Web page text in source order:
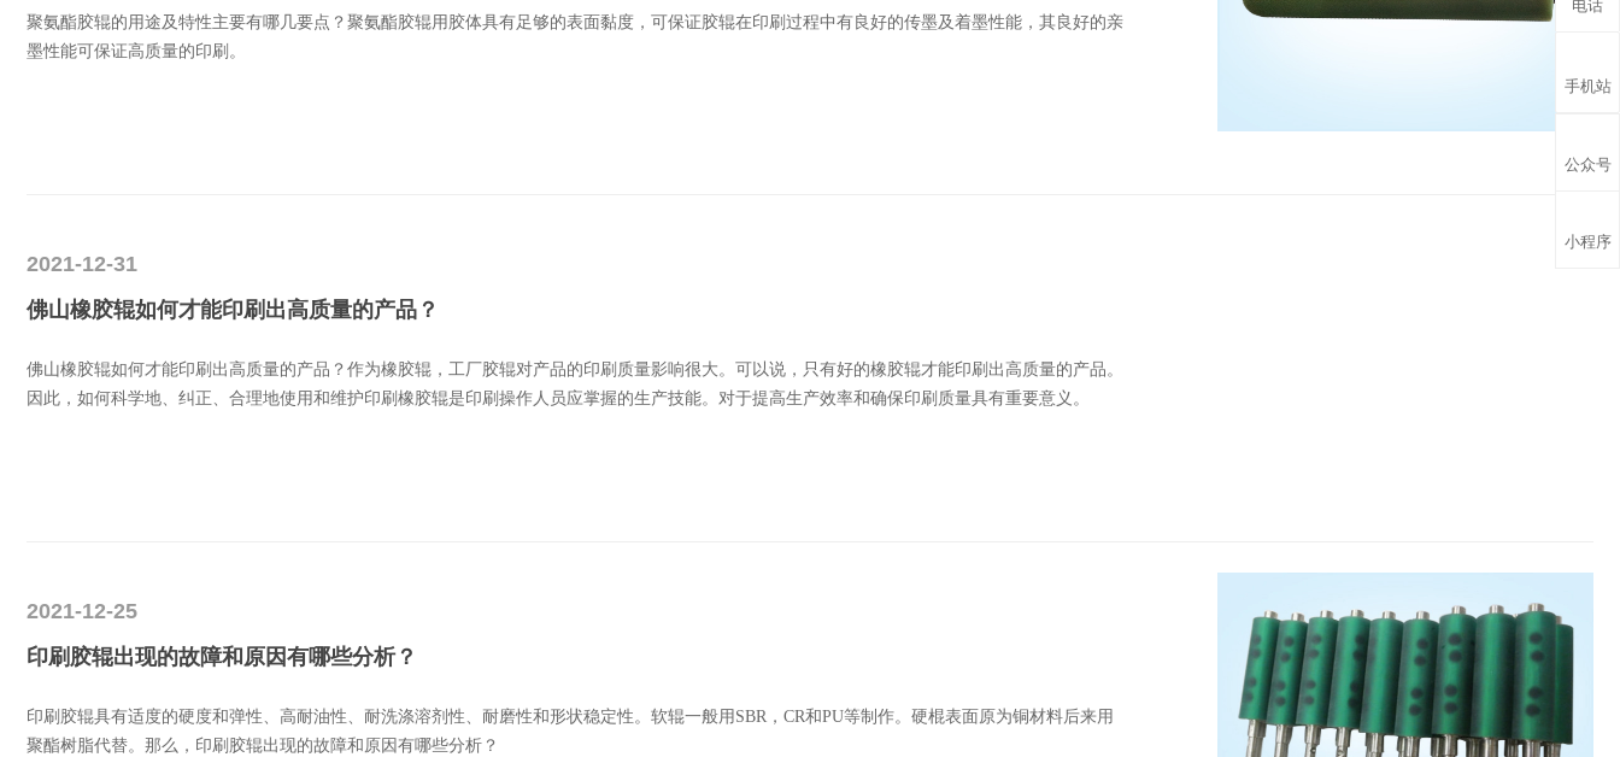
聚氨酯胶辊的用途及特性主要有哪几要点？聚氨酯胶辊用胶体具有足够的表面黏度，可保证胶辊在印刷过程中有良好的传墨及着墨性能，其良好的亲
墨性能可保证高质量的印刷。
2021-12-31
佛山橡胶辊如何才能印刷出高质量的产品？
佛山橡胶辊如何才能印刷出高质量的产品？作为橡胶辊，工厂胶辊对产品的印刷质量影响很大。可以说，只有好的橡胶辊才能印刷出高质量的产品。
因此，如何科学地、纠正、合理地使用和维护印刷橡胶辊是印刷操作人员应掌握的生产技能。对于提高生产效率和确保印刷质量具有重要意义。
2021-12-25
印刷胶辊出现的故障和原因有哪些分析？
印刷胶辊具有适度的硬度和弹性、高耐油性、耐洗涤溶剂性、耐磨性和形状稳定性。软辊一般用SBR，CR和PU等制作。硬棍表面原为铜材料后来用
聚酯树脂代替。那么，印刷胶辊出现的故障和原因有哪些分析？
电话
手机站
公众号
小程序